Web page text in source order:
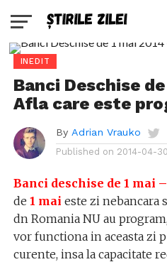
INEDIT
Banci Deschise
Afla care este
By Adrian Vrauko
Published on 2014-04-
Banci deschise de 1 mai
de 1 mai este zi nebancara
dn Romania NU au
vor functiona in aceasta zi
curente, insa la capacitate